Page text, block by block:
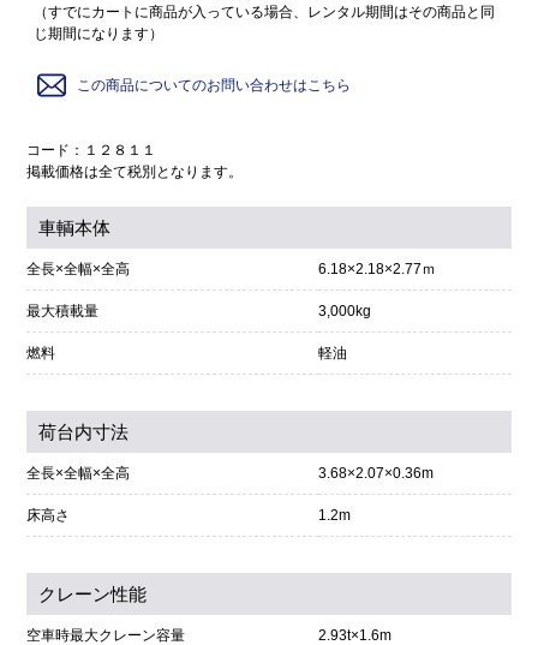
（すでにカートに商品が入っている場合、レンタル期間はその商品と同
じ期間になります）
この商品についてのお問い合わせはこちら
コード：１２８１１
掲載価格は全て税別となります。
車輌本体
全長×全幅×全高 6.18×2.18×2.77ｍ
最大積載量 3,000kg
燃料 軽油
荷台内寸法
全長×全幅×全高 3.68×2.07×0.36m
床高さ 1.2m
クレーン性能
空車時最大クレーン容量 2.93t×1.6m